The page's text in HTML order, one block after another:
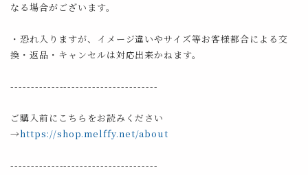
なる場合がございます。
・恐れ入りますが、イメージ違いやサイズ等お客様都合による交
換・返品・キャンセルは対応出来かねます。
------------------------------------
ご購入前にこちらをお読みください
→https://shop.melffy.net/about
------------------------------------